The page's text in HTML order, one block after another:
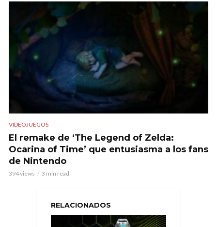
VIDEOJUEGOS
El remake de ‘The Legend of Zelda:
Ocarina of Time’ que entusiasma a los fans
de Nintendo
394 views 3 min read
RELACIONADOS